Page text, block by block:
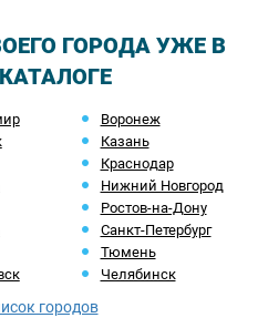
ГОРОДА УЖЕ В
Воронеж
Казань
Краснодар
Нижний Новгород
Ростов-на-Дону
Санкт-Петербург
Тюмень
Челябинск
городов